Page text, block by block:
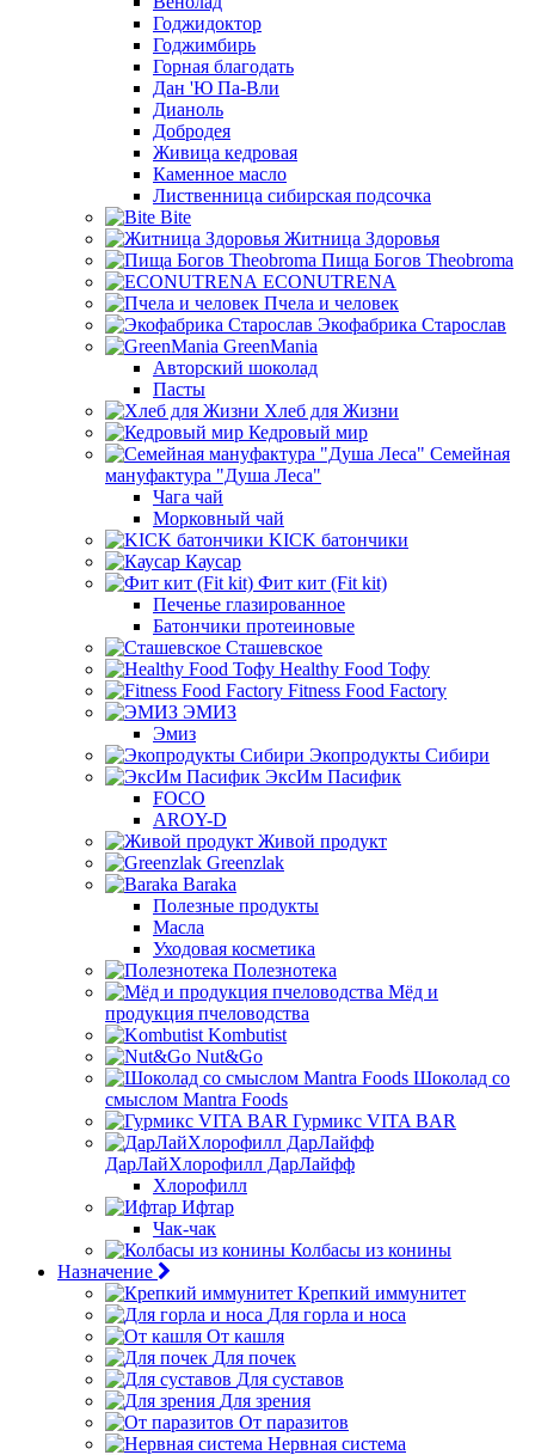
Годжидоктор
Годжимбирь
Горная благодать
Дан 'Ю Па-Вли
Дианоль
Добродея
Живица кедровая
Каменное масло
Лиственница сибирская подсочка
Bite
Житница Здоровья
Пища Богов Theobroma
ECONUTRENA
Пчела и человек
Экофабрика Старослав
GreenMania
Авторский шоколад
Пасты
Хлеб для Жизни
Кедровый мир
Семейная
мануфактура "Душа Леса"
Чага чай
Морковный чай
KICK батончики
Каусар
Фит кит (Fit kit)
Печенье глазированное
Батончики протеиновые
Сташевское
Healthy Food Тофу
Fitness Food Factory
ЭМИЗ
Эмиз
Экопродукты Сибири
ЭксИм Пасифик
FOCO
AROY-D
Живой продукт
Greenzlak
Baraka
Полезные продукты
Масла
Уходовая косметика
Полезнотека
Мёд и
продукция пчеловодства
Kombutist
Nut&Go
Шоколад со
смыслом Mantra Foods
Гурмикс VITA BAR
ДарЛайХлорофилл ДарЛайфф
Хлорофилл
Ифтар
Чак-чак
Колбасы из конины
Назначение
Крепкий иммунитет
Для горла и носа
От кашля
Для почек
Для суставов
Для зрения
От паразитов
Нервная система